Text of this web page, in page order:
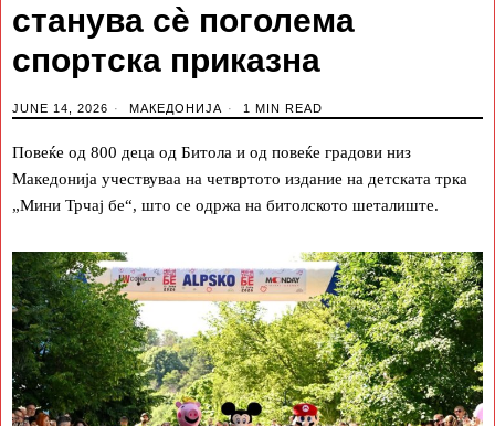
станува сè поголема
спортска приказна
JUNE 14, 2026 МАКЕДОНИЈА 1 MIN READ
Повеќе од 800 деца од Битола и од повеќе градови низ
Македонија учествуваа на четвртото издание на детската трка
„Мини Трчај бе“, што се одржа на битолското шеталиште.